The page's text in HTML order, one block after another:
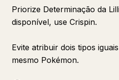
Priorize Determinação da
disponível, use Crispin.
Evite atribuir dois tipos
mesmo Pokémon.